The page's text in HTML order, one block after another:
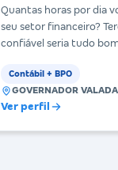
Quantas horas por dia
seu setor financeiro?
confiável seria tudo
Contábil + BPO
GOVERNADOR
Ver perfil